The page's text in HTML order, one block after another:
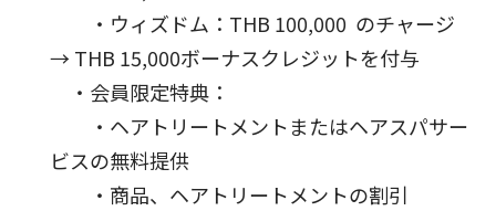
・ウィズドム： THB 100,000 のチャージ
→ THB 15,000ボーナスクレジットを付与
・会員限定特典：
・ヘアトリートメントまたはヘアスパサー
ビスの無料提供
・商品、ヘアトリートメントの割引